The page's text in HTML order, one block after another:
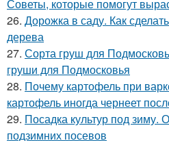
Советы, которые помогут
26. Дорожка в саду. Как
дерева
27. Сорта груш для
груши для Подмосковья
28. Почему картофель при
картофель иногда чернеет
29. Посадка культур под зиму.
подзимних посевов